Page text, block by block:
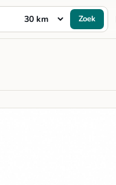
Zoek